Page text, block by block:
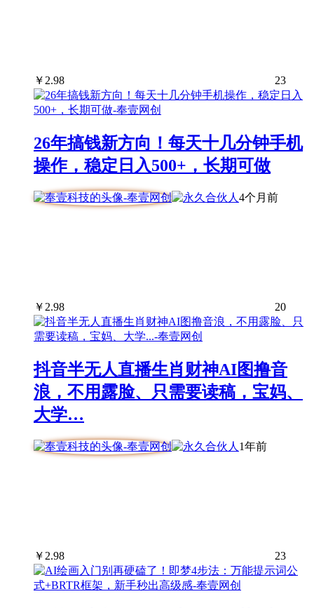
￥2.98 23
26年搞钱新方向！每天十几分钟手机
操作，稳定日入500+，长期可做
4个月前
￥ 2.98 20
抖音半无人直播生肖财神AI图撸音
浪，不用露脸、只需要读稿，宝妈、
大学…
1年前
￥ 2.98 23